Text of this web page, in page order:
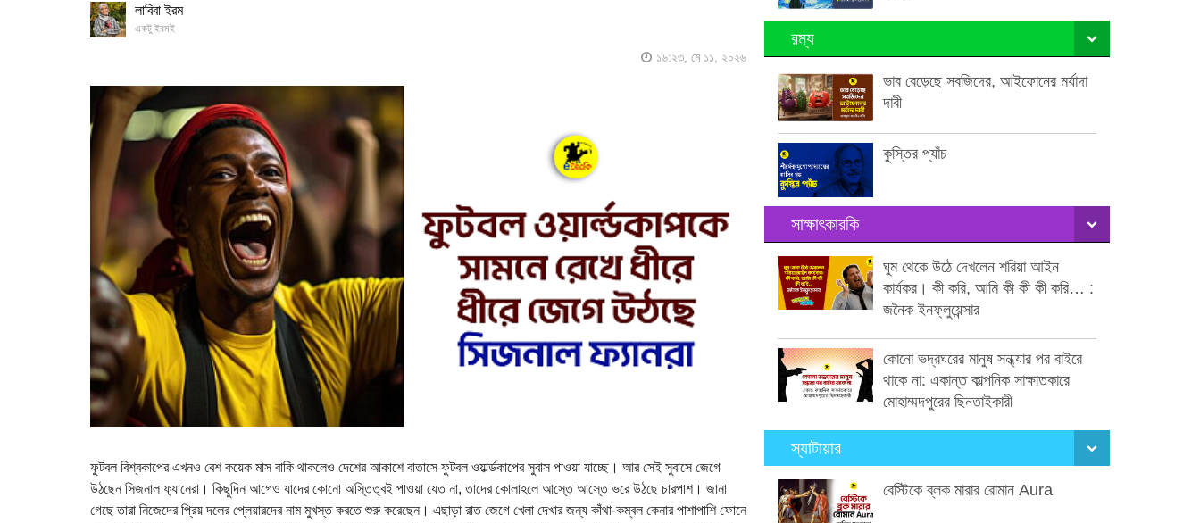
লাবিবা ইরম
একটু ইরমই
১৬:২৩, মে ১১, ২০২৬
ফুটবল বিশ্বকাপের এখনও বেশ কয়েক মাস বাকি থাকলেও দেশের আকাশে বাতাসে ফুটবল ওয়ার্ল্ডকাপের সুবাস পাওয়া যাচ্ছে। আর সেই সুবাসে জেগে
উঠছেন সিজনাল ফ্যানেরা। কিছুদিন আগেও যাদের কোনো অস্তিত্বই পাওয়া যেত না, তাদের কোলাহলে আস্তে আস্তে ভরে উঠছে চারপাশ। জানা
গেছে তারা নিজেদের প্রিয় দলের প্লেয়ারদের নাম মুখস্ত করতে শুরু করেছেন। এছাড়া রাত জেগে খেলা দেখার জন্য কাঁথা-কম্বল কেনার পাশাপাশি ফোনে
রম্য
ভাব বেড়েছে সবজিদের, আইফোনের মর্যাদা
দাবী
কুস্তির প্যাঁচ
সাক্ষাৎকারকি
ঘুম থেকে উঠে দেখলেন শরিয়া আইন
কার্যকর। কী করি, আমি কী কী কী করি… :
জনৈক ইনফ্লুয়েন্সার
কোনো ভদ্রঘরের মানুষ সন্ধ্যার পর বাইরে
থাকে না: একান্ত কাল্পনিক সাক্ষাতকারে
মোহাম্মদপুরের ছিনতাইকারী
স্যাটায়ার
বেস্টিকে ব্লক মারার রোমান Aura